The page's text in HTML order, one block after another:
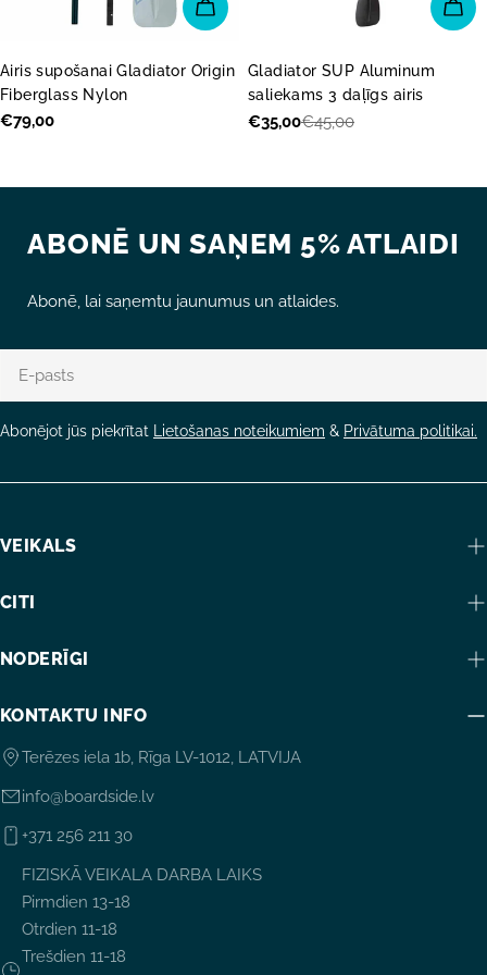
PIEVIENOT GROZAM
Airis supošanai Gladiator Origin
Fiberglass Nylon
Parastā
€79,00
Gladiator SUP Aluminum
saliekams 3 daļīgs airis
Akcijas
€35,00
Parastā€45,00
ABONĒ UN SAŅEM 5% ATLAIDI
Abonē, lai saņemtu jaunumus un atlaides.
pasts
Abonējot jūs piekrītat Lietošanas noteikumiem & Privātuma politikai.
VEIKALS
CITI
NODERĪGI
KONTAKTU INFO
Terēzes iela 1b, Rīga LV-1012, LATVIJA
info@boardside.lv
+371 256 211 30
FIZISKĀ VEIKALA DARBA LAIKS
Pirmdien 13-18
Otrdien 11-18
Trešdien 11-18